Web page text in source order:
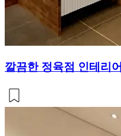
깔끔한 정육점 인테리어